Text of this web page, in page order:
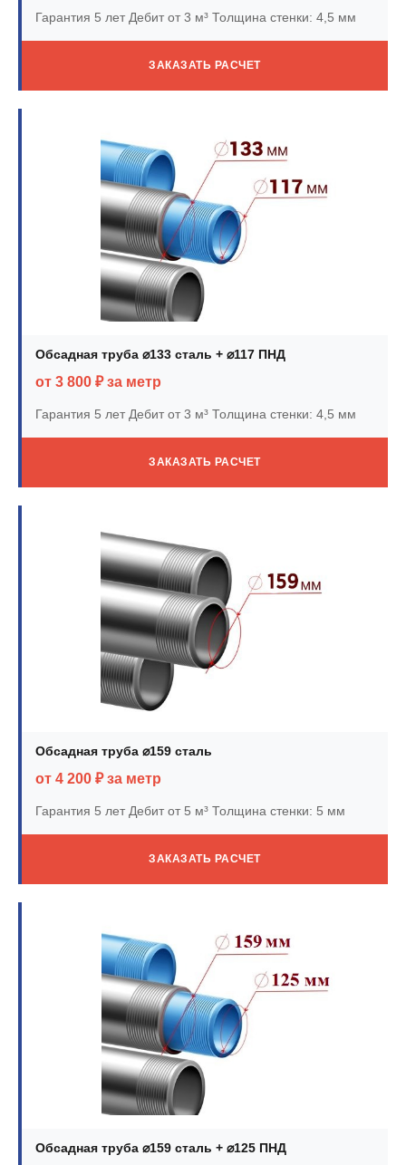
Гарантия 5 летДебит от 3 м³ Толщина стенки: 4,5 мм
ЗАКАЗАТЬ РАСЧЕТ
Обсадная труба ⌀133 сталь + ⌀117 ПНД
от 3 800 ₽ за метр
Гарантия 5 летДебит от 3 м³ Толщина стенки: 4,5 мм
ЗАКАЗАТЬ РАСЧЕТ
Обсадная труба ⌀159 сталь
от 4 200 ₽ за метр
Гарантия 5 летДебит от 5 м³ Толщина стенки: 5 мм
ЗАКАЗАТЬ РАСЧЕТ
Обсадная труба ⌀159 сталь + ⌀125 ПНД